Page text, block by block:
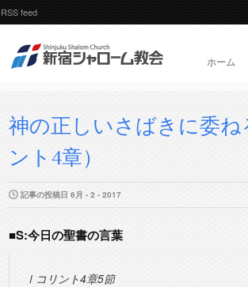
RSS feed
ホーム
神の正しいさばきに委
ント4章）
記事の投稿日 6月 - 2 - 2017
■S:今日の聖書の言葉
Ⅰコリント4章5節